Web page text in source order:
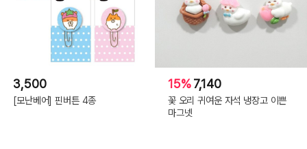
3,500
[모난베어] 핀버튼 4종
15%7,140
꽃 오리 귀여운 자석 냉장고 이쁜
마그넷